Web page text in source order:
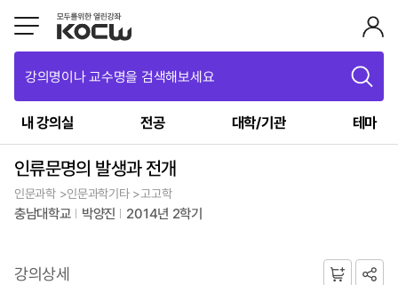
강의명이나 교수명을 검색해보세요
내 강의실 전공 대학/기관 테마
인류문명의 발생과 전개
인문과학 >인문과학기타 >고고학
충남대학교 박양진 2014년 2학기
강의상세